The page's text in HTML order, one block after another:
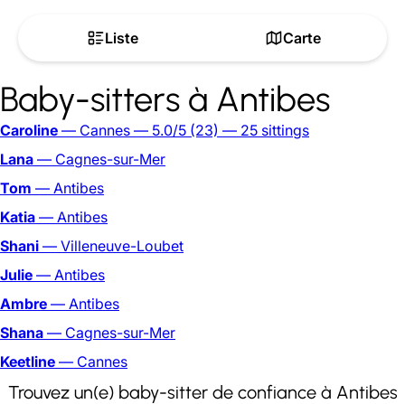
Liste Carte
Baby-sitters à Antibes
Caroline — Cannes — 5.0/5 (23) — 25 sittings
Lana — Cagnes-sur-Mer
Tom — Antibes
Katia — Antibes
Shani — Villeneuve-Loubet
Julie — Antibes
Ambre — Antibes
Shana — Cagnes-sur-Mer
Keetline — Cannes
Trouvez un(e) baby-sitter de confiance à Antibes